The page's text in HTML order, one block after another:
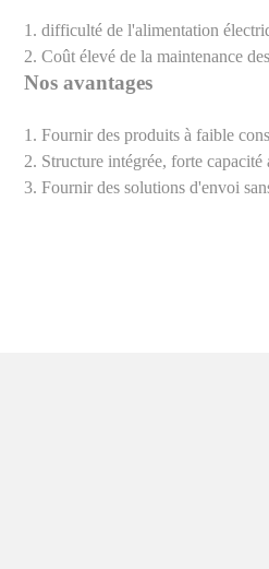
1. difficulté de l'alimentation
2. Coût élevé de la maintenance
Nos avantages
1. Fournir des produits à faible
2. Structure intégrée, forte
3. Fournir des solutions d'envoi